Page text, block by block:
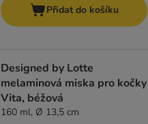
Přidat do košíku
Designed by Lotte
melaminová miska pro kočky
Vita, béžová
160 ml, Ø 13,5 cm